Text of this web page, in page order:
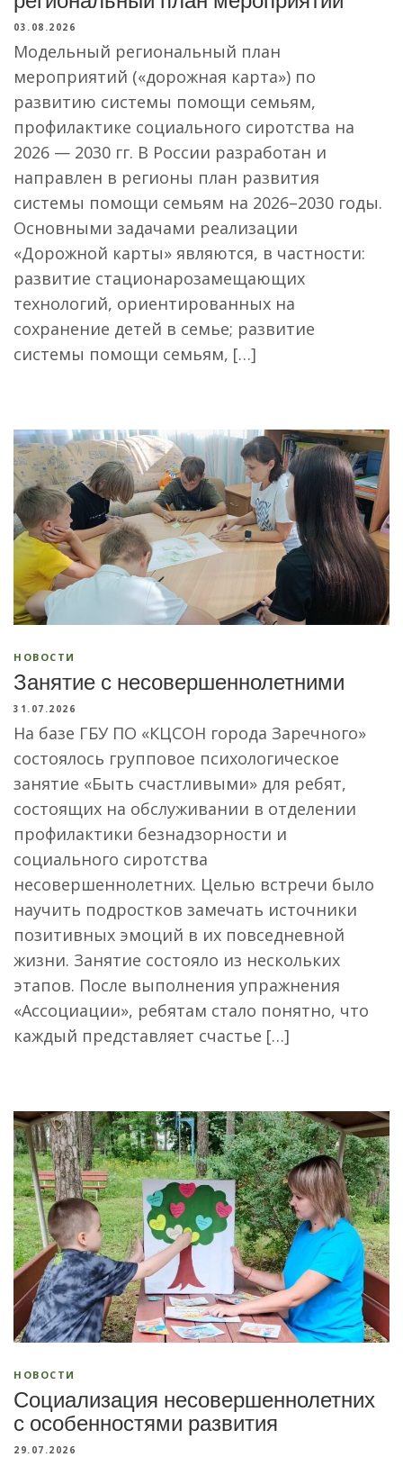
03.08.2026
Модельный региональный план
мероприятий («дорожная карта») по
развитию системы помощи семьям,
профилактике социального сиротства на
2026 — 2030 гг. В России разработан и
направлен в регионы план развития
системы помощи семьям на 2026–2030 годы.
Основными задачами реализации
«Дорожной карты» являются, в частности:
развитие стационарозамещающих
технологий, ориентированных на
сохранение детей в семье; развитие
системы помощи семьям, […]
НОВОСТИ
Занятие с несовершеннолетними
31.07.2026
На базе ГБУ ПО «КЦСОН города Заречного»
состоялось групповое психологическое
занятие «Быть счастливыми» для ребят,
состоящих на обслуживании в отделении
профилактики безнадзорности и
социального сиротства
несовершеннолетних. Целью встречи было
научить подростков замечать источники
позитивных эмоций в их повседневной
жизни. Занятие состояло из нескольких
этапов. После выполнения упражнения
«Ассоциации», ребятам стало понятно, что
каждый представляет счастье […]
НОВОСТИ
Социализация несовершеннолетних
с особенностями развития
29.07.2026